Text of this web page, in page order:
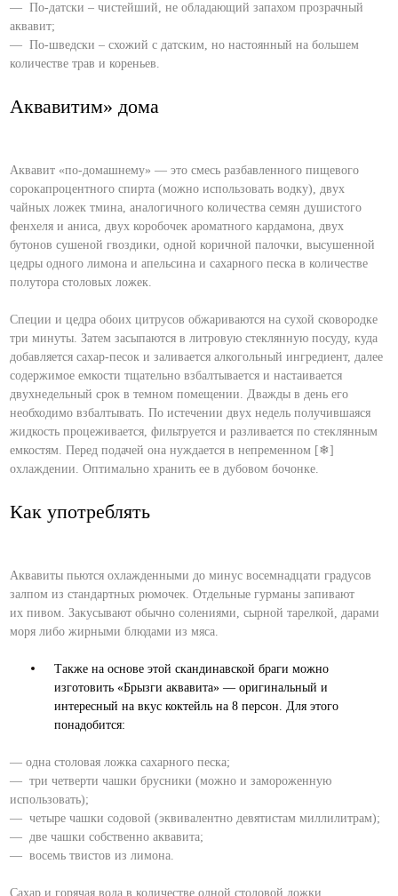
— По-датски – чистейший, не обладающий запахом прозрачный
аквавит;
— По-шведски – схожий с датским, но настоянный на большем
количестве трав и кореньев.
Аквавитим» дома
Аквавит «по-домашнему» — это смесь разбавленного пищевого
сорокапроцентного спирта (можно использовать водку), двух
чайных ложек тмина, аналогичного количества семян душистого
фенхеля и аниса, двух коробочек ароматного кардамона, двух
бутонов сушеной гвоздики, одной коричной палочки, высушенной
цедры одного лимона и апельсина и сахарного песка в количестве
полутора столовых ложек.
Специи и цедра обоих цитрусов обжариваются на сухой сковородке
три минуты. Затем засыпаются в литровую стеклянную посуду, куда
добавляется сахар-песок и заливается алкогольный ингредиент, далее
содержимое емкости тщательно взбалтывается и настаивается
двухнедельный срок в темном помещении. Дважды в день его
необходимо взбалтывать. По истечении двух недель получившаяся
жидкость процеживается, фильтруется и разливается по стеклянным
емкостям. Перед подачей она нуждается в непременном [❄]
охлаждении. Оптимально хранить ее в дубовом бочонке.
Как употреблять
Аквавиты пьются охлажденными до минус восемнадцати градусов
залпом из стандартных рюмочек. Отдельные гурманы запивают
их пивом. Закусывают обычно солениями, сырной тарелкой, дарами
моря либо жирными блюдами из мяса.
Также на основе этой скандинавской браги можно
изготовить «Брызги аквавита» — оригинальный и
интересный на вкус коктейль на 8 персон. Для этого
понадобится:
— одна столовая ложка сахарного песка;
— три четверти чашки брусники (можно и замороженную
использовать);
— четыре чашки содовой (эквивалентно девятистам миллилитрам);
— две чашки собственно аквавита;
— восемь твистов из лимона.
Сахар и горячая вода в количестве одной столовой ложки